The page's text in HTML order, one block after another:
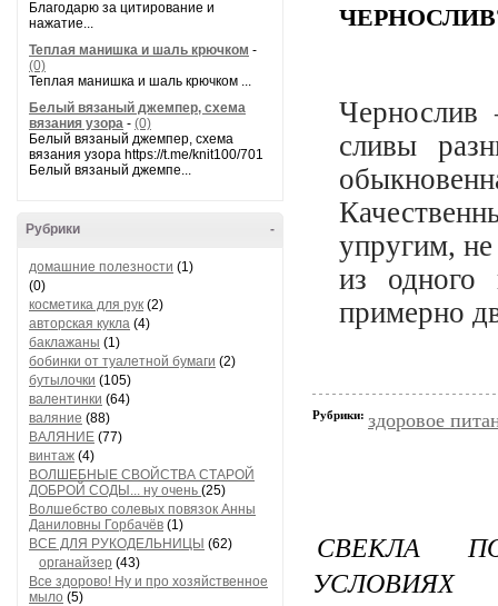
Благодарю за цитирование и
нажатие...
Теплая манишка и шаль крючком -
(0)
Теплая манишка и шаль крючком ...
Белый вязаный джемпер, схема
вязания узора - (0)
Белый вязаный джемпер, схема
вязания узора https://t.me/knit100/701
Белый вязаный джемпе...
-
Рубрики
домашние полезности (1)
(0)
косметика для рук (2)
авторская кукла (4)
баклажаны (1)
бобинки от туалетной бумаги (2)
бутылочки (105)
валентинки (64)
валяние (88)
ВАЛЯНИЕ (77)
винтаж (4)
ВОЛШЕБНЫЕ СВОЙСТВА СТАРОЙ
ДОБРОЙ СОДЫ... ну очень (25)
Волшебство солевых повязок Анны
Даниловны Горбачёв (1)
ВСЕ ДЛЯ РУКОДЕЛЬНИЦЫ (62)
органайзер (43)
Все здорово! Ну и про хозяйственное
мыло (5)
сливы
упругим,
из одного
примерно
Рубрики: здоровое
СВЕКЛА
УСЛОВИЯХ